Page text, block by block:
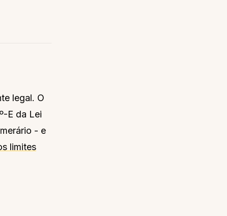
legal. O
E da Lei
- e
limites